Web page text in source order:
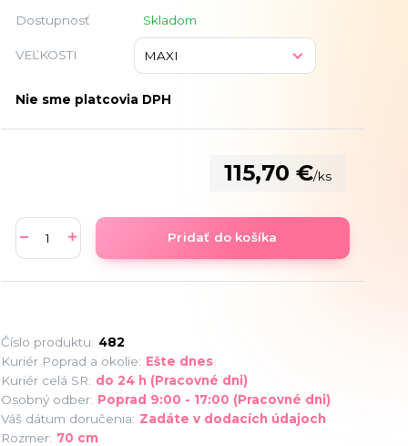
Dostupnosť Skladom
VEĽKOSTI
Nie sme platcovia DPH
115,70 €/ks
Pridať do košíka
Číslo produktu: 482
Kuriér Poprad a okolie: Ešte dnes
Kuriér celá SR: do 24 h (Pracovné dni)
Osobný odber: Poprad 9:00 - 17:00 (Pracovné dni)
Váš dátum doručenia: Zadáte v dodacích údajoch
Rozmer: 70 cm